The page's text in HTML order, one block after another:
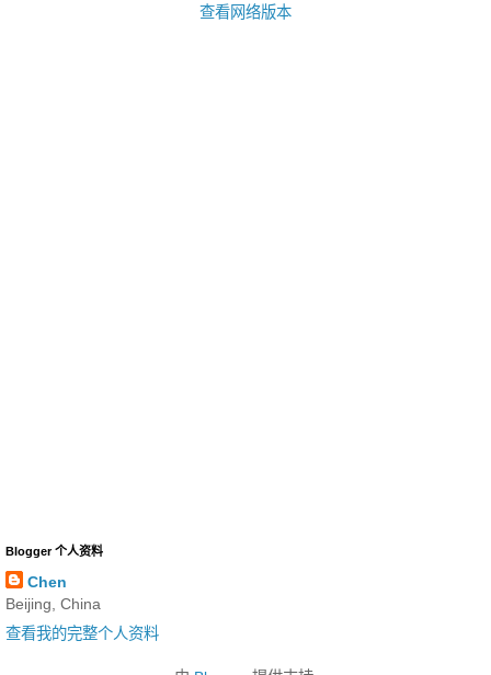
查看网络版本
Blogger 个人资料
Chen
Beijing, China
查看我的完整个人资料